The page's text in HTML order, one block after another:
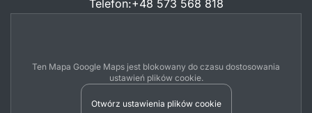
Telefon:+48 573 568 818
Ten Mapa Google Maps jest blokowany do czasu dostosowania
ustawień plików cookie.
Otwórz ustawienia plików cookie